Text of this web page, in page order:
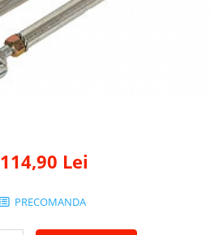
114,90 Lei
PRECOMANDA